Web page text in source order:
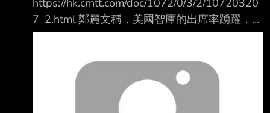
https://hk.crntt.com/doc/1072/0/3/2/10720320
7_2.html 鄭麗文稱，美國智庫的出席率踴躍，幾
乎美國這方面的專家、前官員、學者，只要時間
這就表示他們對她的主張很有興趣。 鄭麗文
稱，很多人事後都跑來跟她說他們太支持了，然
後他們也非常的驚訝，“原來我是這 樣的，原來